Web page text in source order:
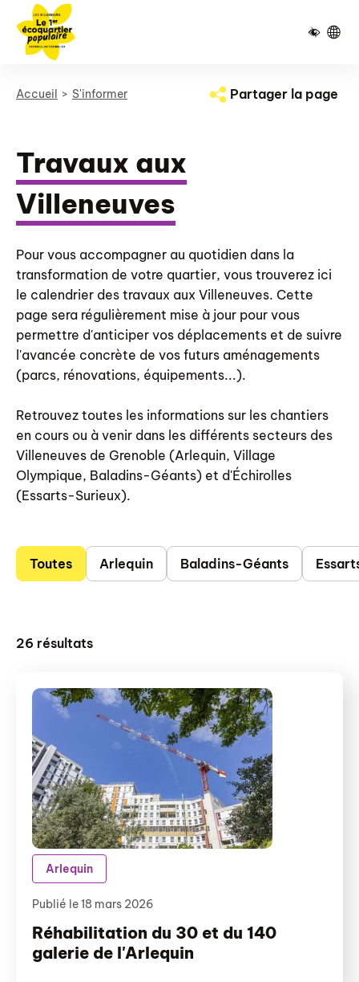
Accueil S'informer Partager la page
Travaux aux
Villeneuves
Pour vous accompagner au quotidien dans la
transformation de votre quartier, vous trouverez ici
le calendrier des travaux aux Villeneuves. Cette
page sera régulièrement mise à jour pour vous
permettre d'anticiper vos déplacements et de suivre
l'avancée concrète de vos futurs aménagements
(parcs, rénovations, équipements...).
Retrouvez toutes les informations sur les chantiers
en cours ou à venir dans les différents secteurs des
Villeneuves de Grenoble (Arlequin, Village
Olympique, Baladins-Géants) et d'Échirolles
(Essarts-Surieux).
Toutes Arlequin Baladins-Géants
26 résultats
Réhabilitation du 30 et du 140
galerie de l'Arlequin
Publié le 18 mars 2026
Arlequin
Panneau de gestion des cookies